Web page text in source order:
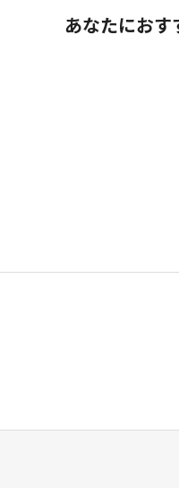
あなたにおす